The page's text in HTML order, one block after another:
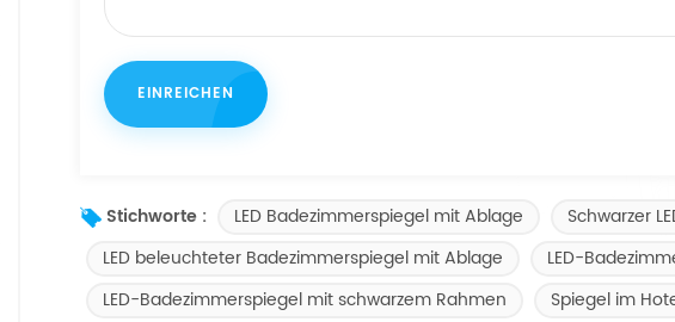
Stichworte : LED Badezimmerspiegel mit Ablage
Schwarzer
LED beleuchteter Badezimmerspiegel mit Ablage
LED-
LED-Badezimmerspiegel mit schwarzem Rahmen
Spiegel im